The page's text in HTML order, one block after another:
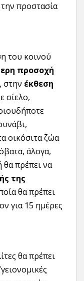
προστασία
του κοινού
προσοχή
στην έκθεση
σίελο,
οικόσιτα ζώα
άλογα,
θα πρέπει να
της
θα πρέπει
για 15 ημέρες
θα πρέπει